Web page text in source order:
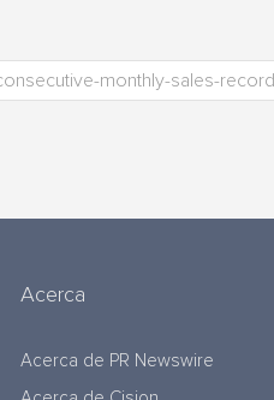
Acerca
Acerca de PR Newswire